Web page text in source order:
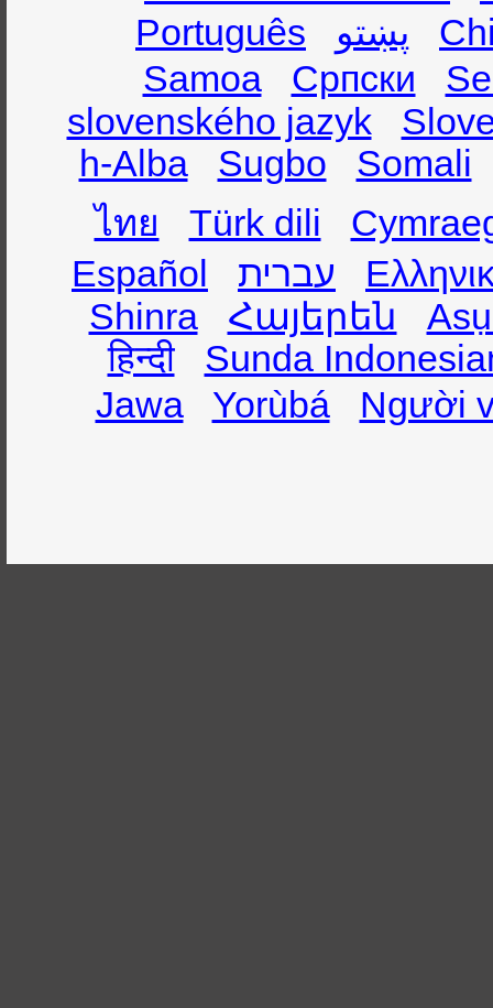
Português
پښتو
Samoa
Српски
slovenského jazyk
h-Alba
Sugbo
Somali
ไทย
Türk dili
Español
עברית
Shinra
Հայերեն
हिन्दी
Sunda
Jawa
Yorùbá Người